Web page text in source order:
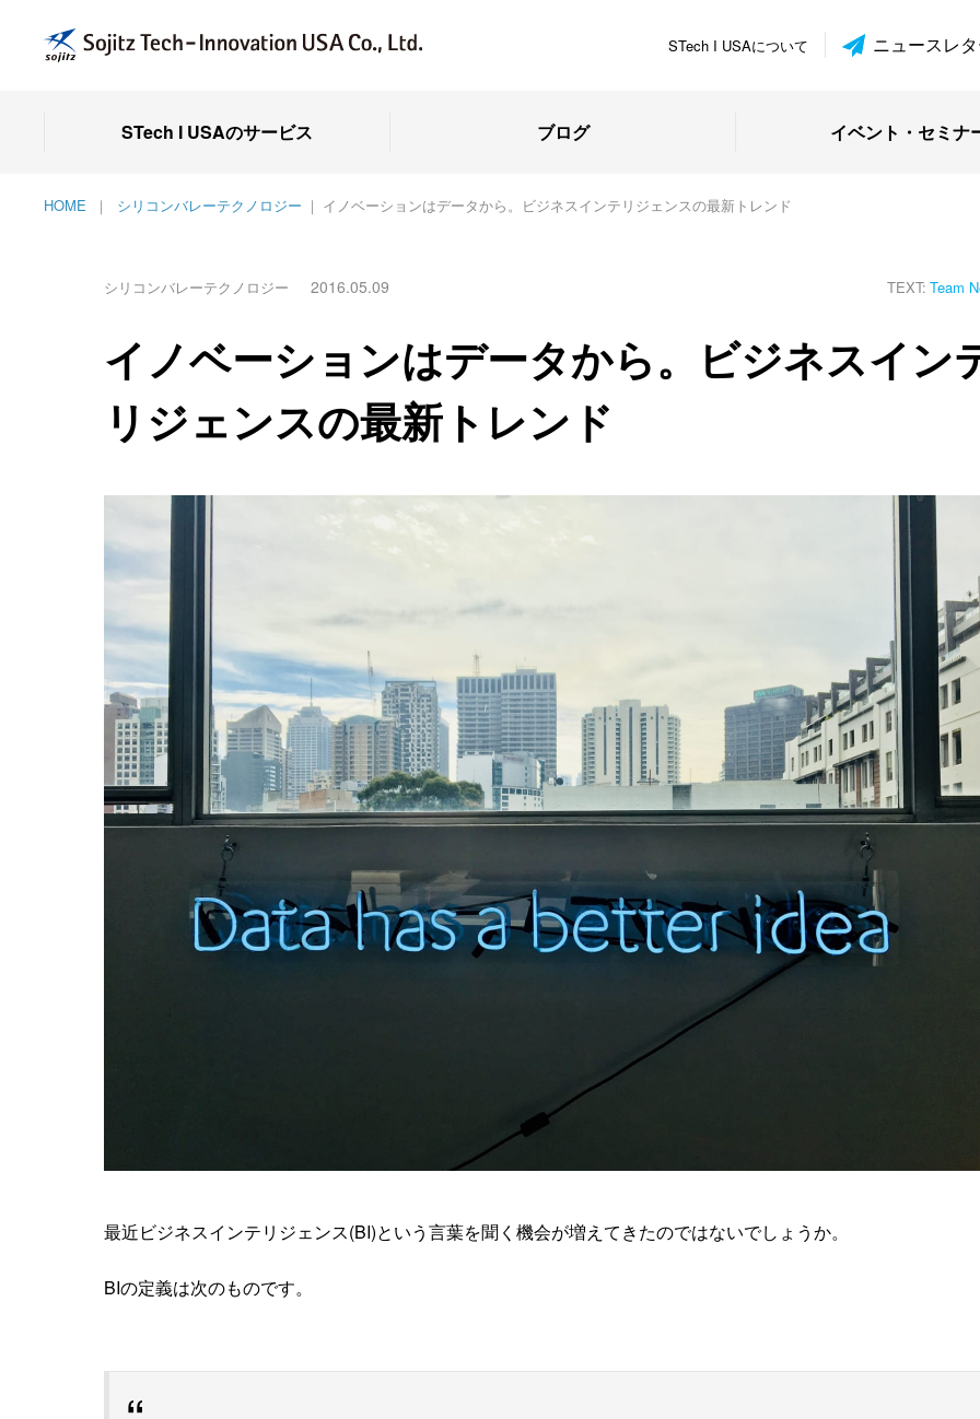
STech I USAについて ニュースレ
STech I USAのサービス ブログ イベント・セミナ
HOME シリコンバレーテクノロジー イノベーションはデータから。ビジネスインテリジェンスの最新トレンド
シリコンバレーテクノロジー 2016.05.09 TEXT: Team
イノベーションはデータから。ビジネスイン
リジェンスの最新トレンド
最近ビジネスインテリジェンス(BI)という言葉を聞く機会が増えてきたのではないでしょうか。
BIの定義は次のものです。